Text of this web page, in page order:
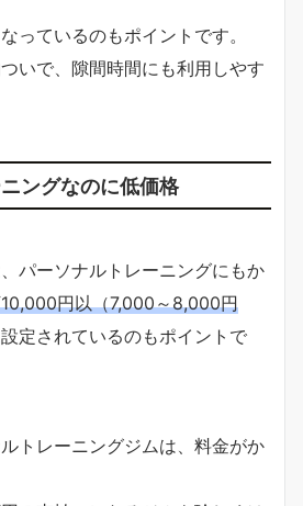
っているのもポイントです。
いで、隙間時間にも利用しやす
ングなのに低価格
パーソナルトレーニングにもか
円以（7,000～8,000円
定されているのもポイントで
トレーニングジムは、料金がか